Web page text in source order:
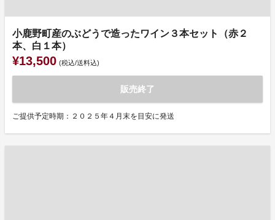
小鹿野町産のぶどうで造ったワイン３本セット（赤２
本、白１本）
¥13,500 (税込/送料込)
販売終了
ご提供予定時期：２０２５年４月末を目安に発送